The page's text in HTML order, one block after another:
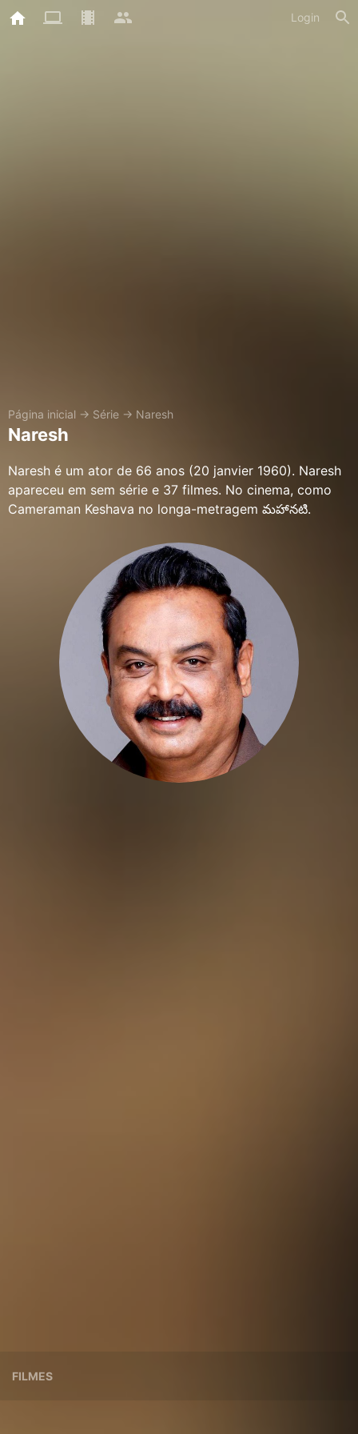
Login
Página inicial → Série → Naresh
Naresh
Naresh é um ator de 66 anos (20 janvier 1960). Naresh
apareceu em sem série e 37 filmes. No cinema, como
Cameraman Keshava no longa-metragem మహానటి.
FILMES